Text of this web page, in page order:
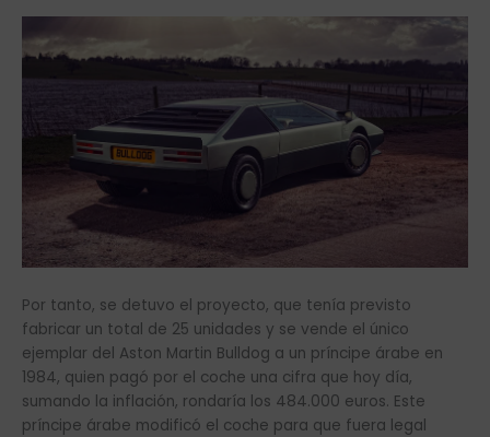
Por tanto, se detuvo el proyecto, que tenía previsto
fabricar un total de 25 unidades y se vende el único
ejemplar del Aston Martin Bulldog a un príncipe árabe en
1984, quien pagó por el coche una cifra que hoy día,
sumando la inflación, rondaría los 484.000 euros. Este
príncipe árabe modificó el coche para que fuera legal